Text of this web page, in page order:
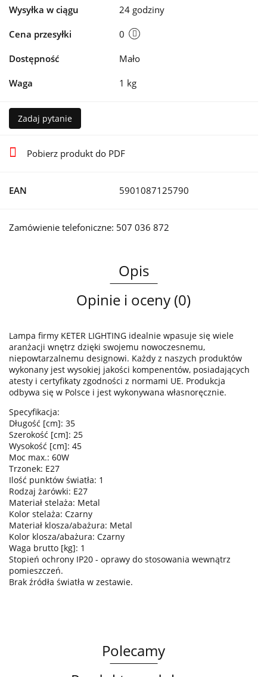
Wysyłka w ciągu 24 godziny
Cena przesyłki 0
Dostępność Mało
Waga 1 kg
Zadaj pytanie
Pobierz produkt do PDF
EAN 5901087125790
Zamówienie telefoniczne: 507 036 872
Opis
Opinie i oceny (0)
Lampa firmy KETER LIGHTING idealnie wpasuje się wiele
aranżacji wnętrz dzięki swojemu nowoczesnemu,
niepowtarzalnemu designowi. Każdy z naszych produktów
wykonany jest wysokiej jakości kompenentów, posiadających
atesty i certyfikaty zgodności z normami UE. Produkcja
odbywa się w Polsce i jest wykonywana własnoręcznie.
Specyfikacja:
Długość [cm]: 35
Szerokość [cm]: 25
Wysokość [cm]: 45
Moc max.: 60W
Trzonek: E27
Ilość punktów światła: 1
Rodzaj żarówki: E27
Materiał stelaża: Metal
Kolor stelaża: Czarny
Materiał klosza/abażura: Metal
Kolor klosza/abażura: Czarny
Waga brutto [kg]: 1
Stopień ochrony IP20 - oprawy do stosowania wewnątrz
pomieszczeń.
Brak źródła światła w zestawie.
Polecamy